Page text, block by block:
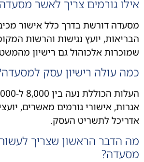
גורמים צריך לאשר מסעדה?
דורשת בדרך כלל אישור
יועץ נגישות והרשות
אלכוהול גם רישיון
עולה רישיון עסק למסעדה?
אישורי גורמים מאשרים, יועצים
לתשריט העסק.
הדבר הראשון שצריך לעשות